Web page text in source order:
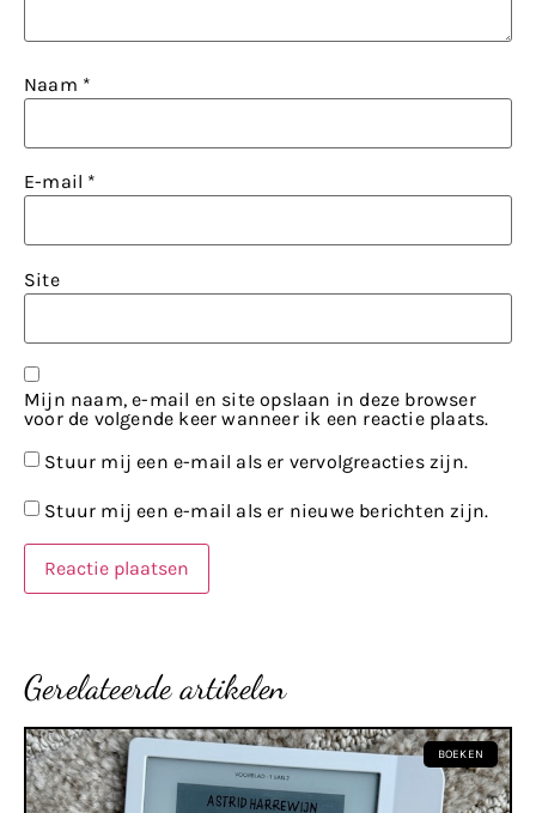
Naam *
E-mail *
Site
Mijn naam, e-mail en site opslaan in deze browser
voor de volgende keer wanneer ik een reactie plaats.
Stuur mij een e-mail als er vervolgreacties zijn.
Stuur mij een e-mail als er nieuwe berichten zijn.
Gerelateerde artikelen
BOEKEN